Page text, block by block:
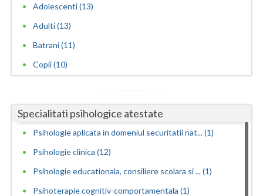
Adolescenti (13)
Adulti (13)
Batrani (11)
Copii (10)
Specialitati psihologice atestate
Psihologie aplicata in domeniul securitatii nat... (1)
Psihologie clinica (12)
Psihologie educationala, consiliere scolara si ... (1)
Psihoterapie cognitiv-comportamentala (1)